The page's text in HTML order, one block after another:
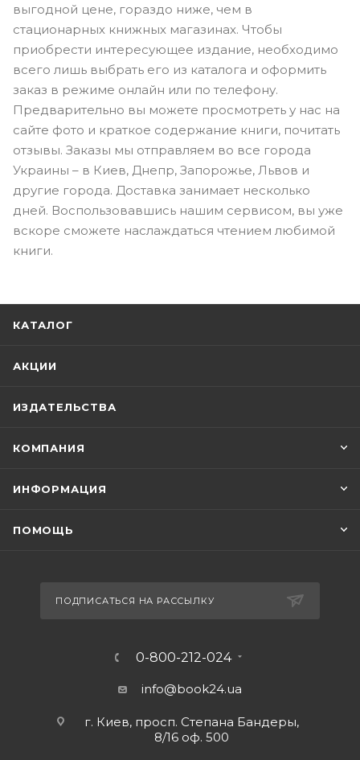
выгодной цене, гораздо ниже, чем в
стационарных книжных магазинах. Чтобы
приобрести интересующее издание, необходимо
всего лишь выбрать его из каталога и оформить
заказ в режиме онлайн или по телефону.
Предварительно вы можете просмотреть у нас на
сайте фото и краткое содержание книги, почитать
отзывы. Заказы мы отправляем во все города
Украины – в Киев, Днепр, Запорожье, Львов и
другие города. Доставка занимает несколько
дней. Воспользовавшись нашим сервисом, вы уже
вскоре сможете наслаждаться чтением любимой
книги.
КАТАЛОГ
АКЦИИ
ИЗДАТЕЛЬСТВА
КОМПАНИЯ
ИНФОРМАЦИЯ
ПОМОЩЬ
ПОДПИСАТЬСЯ НА РАССЫЛКУ
0-800-212-024
info@book24.ua
г. Киев, просп. Степана Бандеры,
8/16 оф. 500